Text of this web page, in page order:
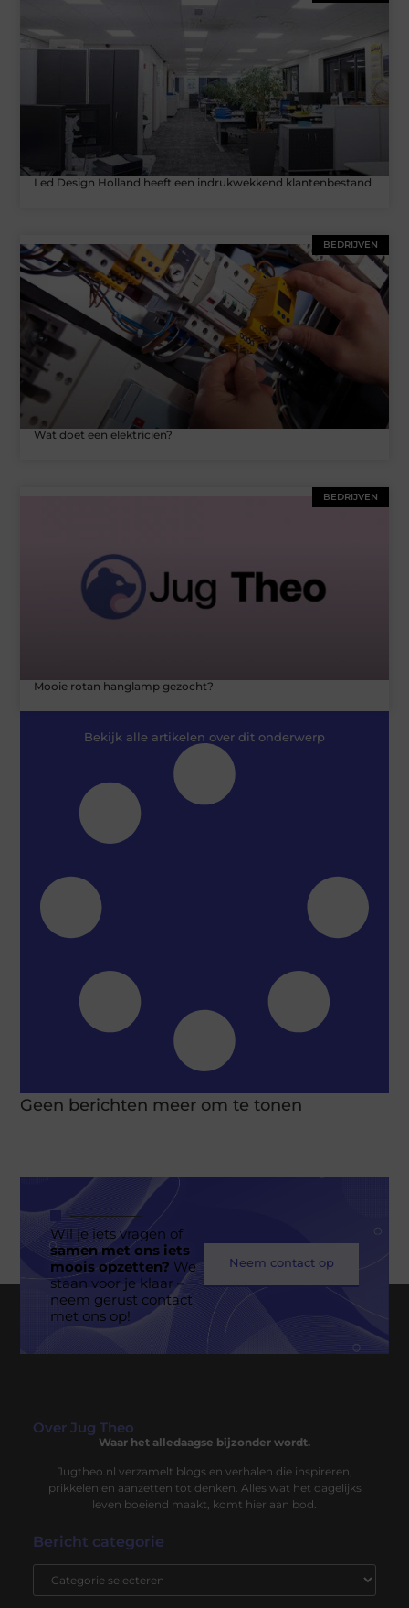
Led Design Holland heeft een indrukwekkend klantenbestand
BEDRIJVEN
Wat doet een elektricien?
BEDRIJVEN
Mooie rotan hanglamp gezocht?
Bekijk alle artikelen over dit onderwerp
Geen berichten meer om te tonen
Wil je iets vragen of
samen met ons iets
moois opzetten? We
staan voor je klaar –
neem gerust contact
met ons op!
Neem contact op
Over Jug Theo
Waar het alledaagse bijzonder wordt.
Jugtheo.nl verzamelt blogs en verhalen die inspireren,
prikkelen en aanzetten tot denken. Alles wat het dagelijks
leven boeiend maakt, komt hier aan bod.
Bericht categorie